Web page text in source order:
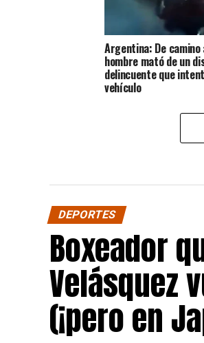
Argentina: De
hombre mató de un
delincuente que
vehículo
DEPORTES
Boxeador
Velásquez
(¡pero en